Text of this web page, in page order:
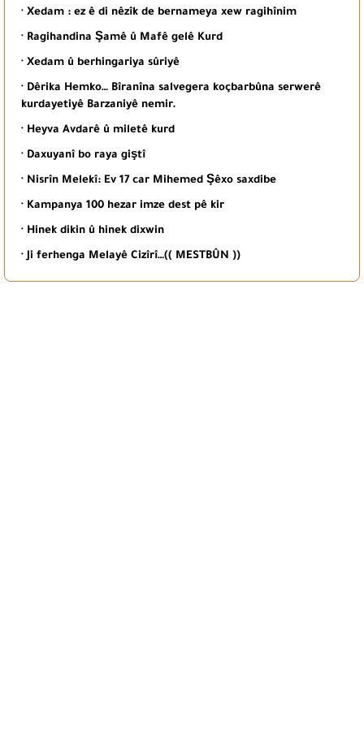
· Xedam : ez ê di nêzîk de bernameya xew ragihînim
· Ragihandina Şamê û Mafê gelê Kurd
· Xedam û berhingariya sûriyê
· Dêrika Hemko… Bîranîna salvegera koçbarbûna serwerê
kurdayetiyê Barzaniyê nemir.
· Heyva Avdarê û miletê kurd
· Daxuyanî bo raya giştî
· Nisrîn Melekî: Ev 17 car Mihemed Şêxo saxdibe
· Kampanya 100 hezar imze dest pê kir
· Hinek dikin û hinek dixwin
· Ji ferhenga Melayê Cizîrî…(( MESTBÛN ))